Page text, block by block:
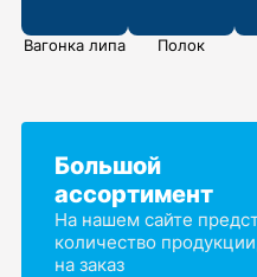
Вагонка липа Полок
Большой
ассортимент
На нашем сайте
количество
на заказ